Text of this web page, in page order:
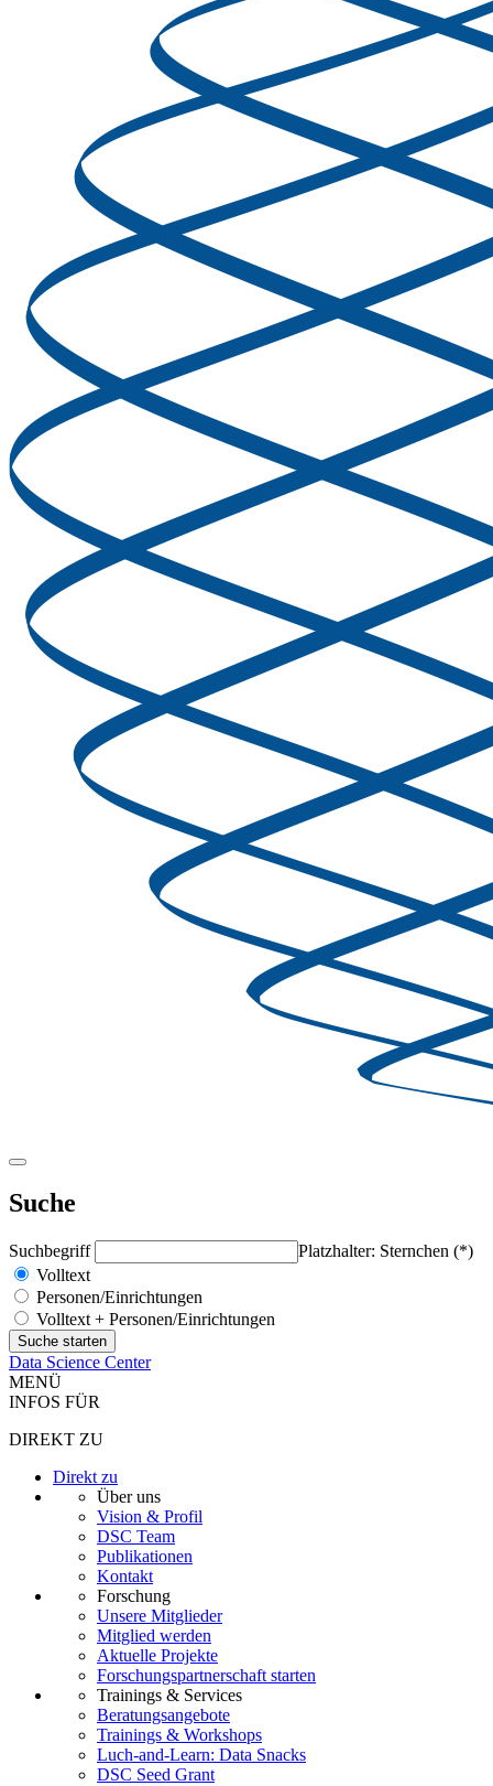
Suche
Suchbegriff
Platzhalter: Sternchen (*)
Volltext
Personen/Einrichtungen
Volltext + Personen/Einrichtungen
Data Science Center
MENÜ
INFOS FÜR
DIREKT ZU
Direkt zu
Über uns
Vision & Profil
DSC Team
Publikationen
Kontakt
Forschung
Unsere Mitglieder
Mitglied werden
Aktuelle Projekte
Forschungspartnerschaft starten
Trainings & Services
Beratungsangebote
Trainings & Workshops
Luch-and-Learn: Data Snacks
DSC Seed Grant